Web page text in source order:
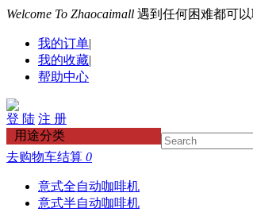
Welcome To Zhaocaimall 遇到任何困难都可以
我的订单|
我的收藏|
帮助中心
登 陆 注 册
用途分类
去购物车结算 0
意式全自动咖啡机
意式半自动咖啡机